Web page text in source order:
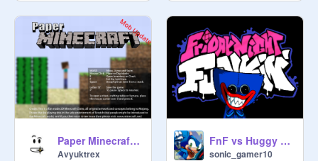
Paper Minecraft With Updated Mob by @malachithescientist and @griffpatch
Avyuktrex
FnF vs Huggy Wuggy #games
sonic_gamer10